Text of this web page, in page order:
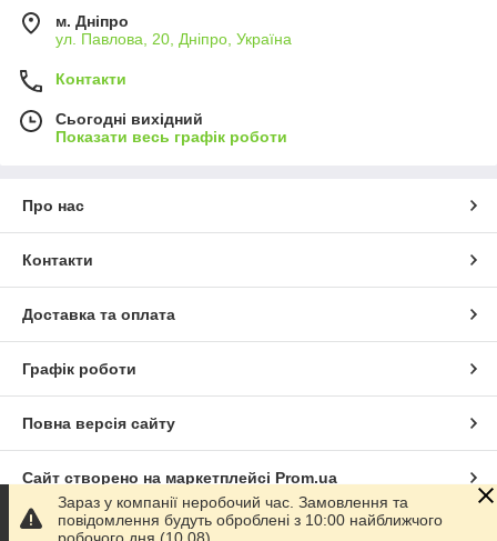
м. Дніпро
ул. Павлова, 20, Дніпро, Україна
Контакти
Сьогодні вихідний
Показати весь графік роботи
Про нас
Контакти
Доставка та оплата
Графік роботи
Повна версія сайту
Сайт створено на маркетплейсі Prom.ua
Політика конфіденційності
Зараз у компанії неробочий час. Замовлення та
повідомлення будуть оброблені з 10:00 найближчого